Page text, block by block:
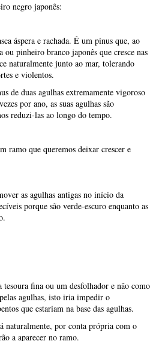
negro japonês:
áspera e rachada. É um pinus que, ao
pinheiro branco japonês que cresce nas
naturalmente junto ao mar, tolerando
e violentos.
de duas agulhas extremamente vigoroso
por ano, as suas agulhas são
reduzi-las ao longo do tempo.
ramo que queremos deixar crescer e
as agulhas antigas no início da
porque são verde-escuro enquanto as
tesoura fina ou um desfolhador e não como
agulhas, isto iria impedir o
que estariam na base das agulhas.
naturalmente, por conta própria com o
a aparecer no ramo.